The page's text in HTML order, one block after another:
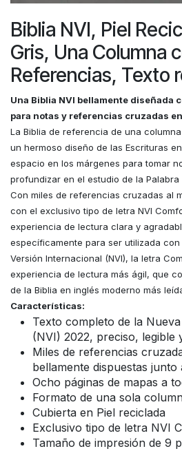
Biblia NVI, Piel
Gris, Una Columna
Referencias, Texto
Una Biblia NVI bellamente diseñada
para notas y referencias cruzadas
La Biblia de referencia de una
un hermoso diseño de las Escrituras
espacio en los márgenes para tomar
profundizar en el estudio de la Palabra
Con miles de referencias cruzadas al
con el exclusivo tipo de letra NVI
experiencia de lectura clara y
específicamente para ser utilizada con
Versión Internacional (NVI), la letra
experiencia de lectura más ágil, que
de la Biblia en inglés moderno más
Características:
Texto completo de la
(NVI) 2022, preciso, legible
Miles de referencias
bellamente dispuestas junto
Ocho páginas de mapas a
Formato de una sola
Cubierta en Piel reciclada
Exclusivo tipo de letra NVI
Tamaño de impresión de 9